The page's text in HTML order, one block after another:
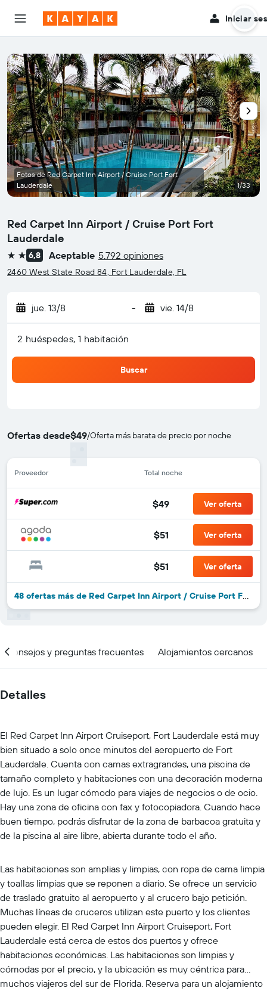
Iniciar
Red Carpet Inn Airport / Cruise Port Fort
Lauderdale
2 estrellas
6,8 Aceptable 5.792 opiniones
2460 West State Road 84, Fort Lauderdale, FL
jue. 13/8 - vie. 14/8
2 huéspedes, 1 habitación
Buscar
Ofertas desde$49/Oferta más barata de precio por noche
Proveedor Total noche
$49 Ver oferta
$51 Ver oferta
$51 Ver oferta
48 ofertas más de Red Carpet Inn Airport / Cruise Port Fort Lauderdale
Fotos de Red Carpet Inn Airport / Cruise Port Fort
Lauderdale
1/33
Consejos y preguntas frecuentes Alojamientos cercanos
Detalles
El Red Carpet Inn Airport Cruiseport, Fort Lauderdale está muy
bien situado a solo once minutos del aeropuerto de Fort
Lauderdale. Cuenta con camas extragrandes, una piscina de
tamaño completo y habitaciones con una decoración moderna
de lujo. Es un lugar cómodo para viajes de negocios o de ocio.
Hay una zona de oficina con fax y fotocopiadora. Cuando hace
buen tiempo, podrás disfrutar de la zona de barbacoa gratuita y
de la piscina al aire libre, abierta durante todo el año.
Las habitaciones son amplias y limpias, con ropa de cama limpia
y toallas limpias que se reponen a diario. Se ofrece un servicio
de traslado gratuito al aeropuerto y al crucero bajo petición.
Muchas líneas de cruceros utilizan este puerto y los clientes
pueden elegir. El Red Carpet Inn Airport Cruiseport, Fort
Lauderdale está cerca de estos dos puertos y ofrece
habitaciones económicas. Las habitaciones son limpias y
cómodas por el precio, y la ubicación es muy céntrica para
muchos viajeros del sur de Florida. Reserva para un alojamiento